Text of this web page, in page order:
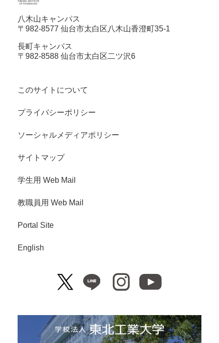
八木山キャンパス
〒982-8577 仙台市太白区八木山香澄町35-1
長町キャンパス
〒982-8588 仙台市太白区二ツ沢6
このサイトについて
プライバシーポリシー
ソーシャルメディアポリシー
サイトマップ
学生用 Web Mail
教職員用 Web Mail
Portal Site
English